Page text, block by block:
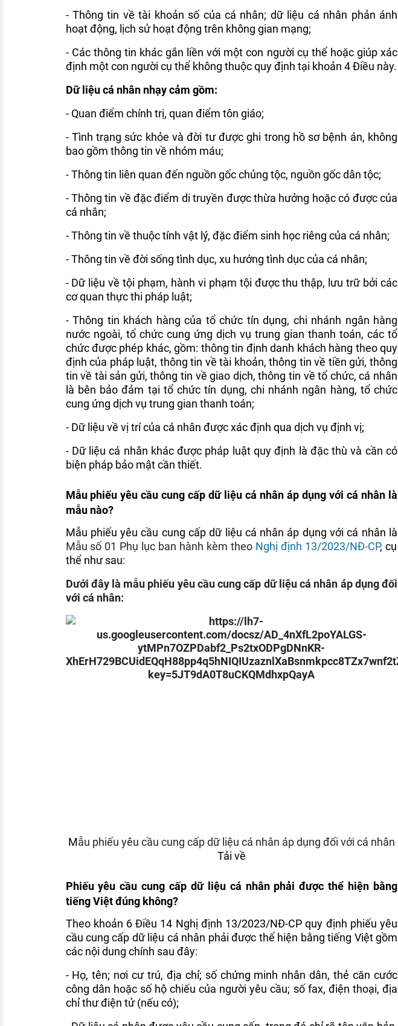
- Thông tin về tài khoản số của cá nhân; dữ liệu cá nhân phản ánh
hoạt động, lịch sử hoạt động trên không gian mạng;
- Các thông tin khác gắn liền với một con người cụ thể hoặc giúp xác
định một con người cụ thể không thuộc quy định tại khoản 4 Điều này.
Dữ liệu cá nhân nhạy cảm gồm:
- Quan điểm ​​chính trị, quan điểm tôn giáo;
- Tình trạng sức khỏe và đời tư được ghi trong hồ sơ bệnh án, không
bao gồm thông tin về nhóm máu;
- Thông tin liên quan đến nguồn gốc chủng tộc, nguồn gốc dân tộc;
- Thông tin về đặc điểm di truyền được thừa hưởng hoặc có được của
cá nhân;
- Thông tin về thuộc tính vật lý, đặc điểm sinh học riêng của cá nhân;
- Thông tin về đời sống tình dục, xu hướng tình dục của cá nhân;
- Dữ liệu về tội phạm, hành vi phạm tội được thu thập, lưu trữ bởi các
cơ quan thực thi pháp luật;
- Thông tin khách hàng của tổ chức tín dụng, chi nhánh ngân hàng
nước ngoài, tổ chức cung ứng dịch vụ trung gian thanh toán, các tổ
chức được phép khác, gồm: thông tin định danh khách hàng theo quy
định của pháp luật, thông tin về tài khoản, thông tin về tiền gửi, thông
tin về tài sản gửi, thông tin về giao dịch, thông tin về tổ chức, cá nhân
là bên bảo đảm tại tổ chức tín dụng, chi nhánh ngân hàng, tổ chức
cung ứng dịch vụ trung gian thanh toán;
- Dữ liệu về vị trí của cá nhân được xác định qua dịch vụ định vị;
- Dữ liệu cá nhân khác được pháp luật quy định là đặc thù và cần có
biện pháp bảo mật cần thiết.
Mẫu phiếu yêu cầu cung cấp dữ liệu cá nhân áp dụng với cá nhân là
mẫu nào?
Mẫu phiếu yêu cầu cung cấp dữ liệu cá nhân áp dụng với cá nhân là
Mẫu số 01 Phụ lục ban hành kèm theo Nghị định 13/2023/NĐ-CP, cụ
thể như sau:
Dưới đây là mẫu phiếu yêu cầu cung cấp dữ liệu cá nhân áp dụng đối
với cá nhân:
Mẫu phiếu yêu cầu cung cấp dữ liệu cá nhân áp dụng đối với cá nhân
Tải về
Phiếu yêu cầu cung cấp dữ liệu cá nhân phải được thể hiện bằng
tiếng Việt đúng không?
Theo khoản 6 Điều 14 Nghị định 13/2023/NĐ-CP quy định phiếu yêu
cầu cung cấp dữ liệu cá nhân phải được thể hiện bằng tiếng Việt gồm
các nội dung chính sau đây:
- Họ, tên; nơi cư trú, địa chỉ; số chứng minh nhân dân, thẻ căn cước
công dân hoặc số hộ chiếu của người yêu cầu; số fax, điện thoại, địa
chỉ thư điện tử (nếu có);